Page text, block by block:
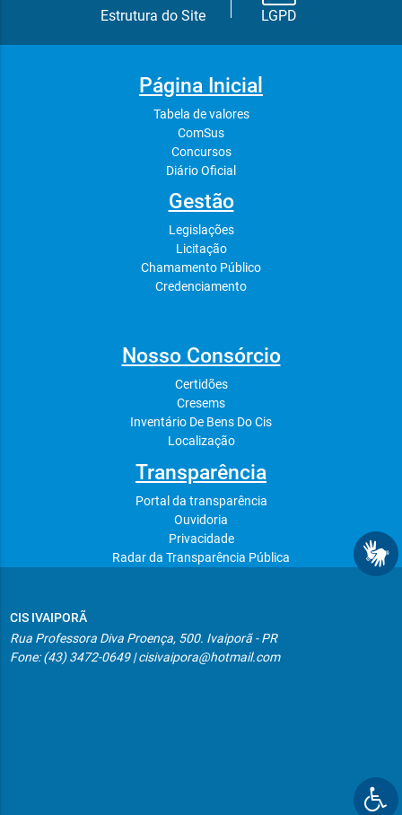
Estrutura do Site LGPD
Página Inicial
Tabela de valores
ComSus
Concursos
Diário Oficial
Gestão
Legislações
Licitação
Chamamento Público
Credenciamento
Nosso Consórcio
Certidões
Cresems
Inventário De Bens Do Cis
Localização
Transparência
Portal da transparência
Ouvidoria
Privacidade
Radar da Transparência Pública
CIS IVAIPORÃ
Rua Professora Diva Proença, 500. Ivaiporã - PR
Fone: (43) 3472-0649 | cisivaipora@hotmail.com